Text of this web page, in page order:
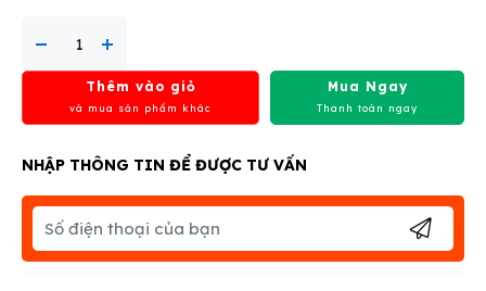
Thêm vào giỏ
và mua sản phẩm khác
Mua Ngay
Thanh toán ngay
NHẬP THÔNG TIN ĐỂ ĐƯỢC TƯ VẤN